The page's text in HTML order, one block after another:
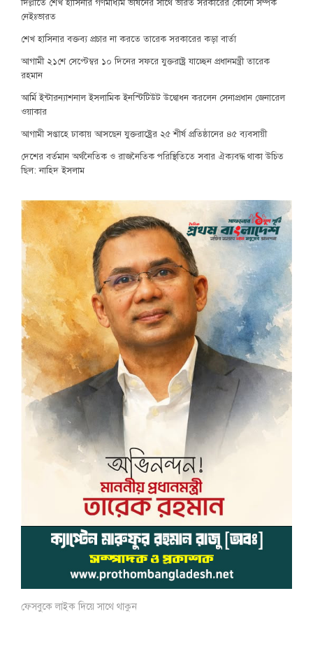
দিল্লীতে শেখ হাসিনার গণমাধ্যম ভাষনের সাথে ভারত সরকারের কোনো সম্পর্ক
নেইঃভারত
শেখ হাসিনার বক্তব্য প্রচার না করতে তারেক সরকারের কড়া বার্তা
আগামী ২১শে সেপ্টেম্বর ১০ দিনের সফরে যুক্তরাষ্ট্র যাচ্ছেন প্রধানমন্ত্রী তারেক
রহমান
আর্মি ইন্টারন্যাশনাল ইসলামিক ইনস্টিটিউট উদ্বোধন করলেন সেনাপ্রধান জেনারেল
ওয়াকার
আগামী সপ্তাহে ঢাকায় আসছেন যুক্তরাষ্ট্রের ২৫ শীর্ষ প্রতিষ্ঠানের ৪৫ ব্যবসায়ী
দেশের বর্তমান অর্থনৈতিক ও রাজনৈতিক পরিস্থিতিতে সবার ঐক্যবদ্ধ থাকা উচিত
ছিল: নাহিদ ইসলাম
ফেসবুকে লাইক দিয়ে সাথে থাকুন